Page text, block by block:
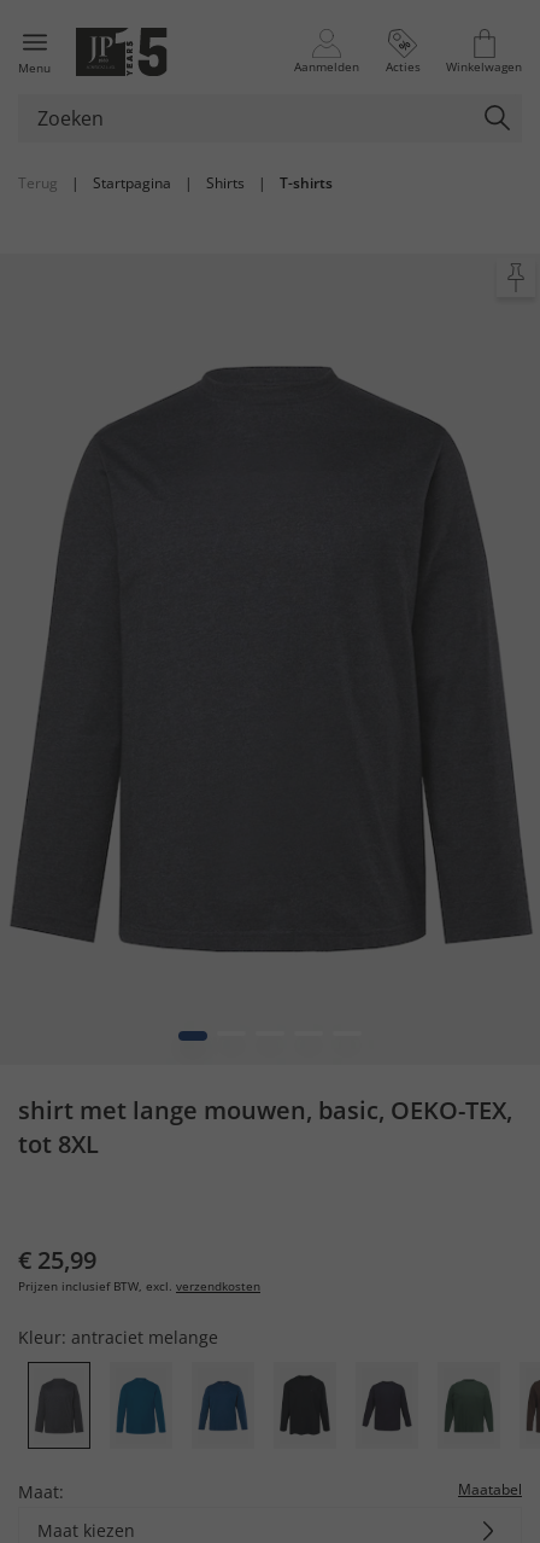
Menu Aanmelden Acties Winkelwagen
Terug | Startpagina | Shirts | T-shirts
1
shirt met lange mouwen, basic, OEKO-TEX,
tot 8XL
€ 25,99
Prijzen inclusief BTW, excl. verzendkosten
Kleur: antraciet melange
Maat: Maatabel
Maat kiezen